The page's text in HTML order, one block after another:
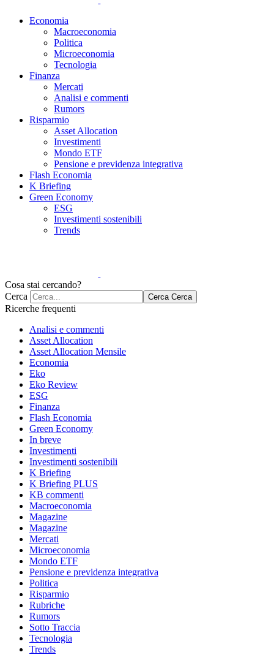
Economia
Macroeconomia
Politica
Microeconomia
Tecnologia
Finanza
Mercati
Analisi e commenti
Rumors
Risparmio
Asset Allocation
Investimenti
Mondo ETF
Pensione e previdenza integrativa
Flash Economia
K Briefing
Green Economy
ESG
Investimenti sostenibili
Trends
Cosa stai cercando?
Cerca
Cerca Cerca
Ricerche frequenti
Analisi e commenti
Asset Allocation
Asset Allocation Mensile
Economia
Eko
Eko Review
ESG
Finanza
Flash Economia
Green Economy
In breve
Investimenti
Investimenti sostenibili
K Briefing
K Briefing PLUS
KB commenti
Macroeconomia
Magazine
Magazine
Mercati
Microeconomia
Mondo ETF
Pensione e previdenza integrativa
Politica
Risparmio
Rubriche
Rumors
Sotto Traccia
Tecnologia
Trends